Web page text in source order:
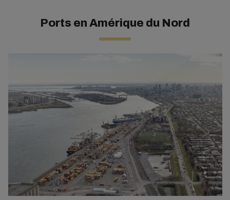
Ports en Amérique du Nord